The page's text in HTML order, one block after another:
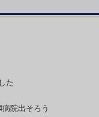
た
院出そろう